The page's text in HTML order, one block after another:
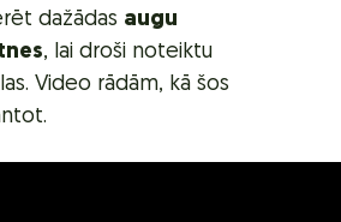
dažādas augu
, lai droši noteiktu
Video rādām, kā šos